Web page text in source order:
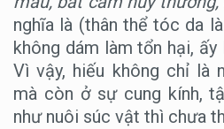
nghĩa là (thân thể tóc da
không dám làm tổn hại,
Vì vậy, hiếu không chỉ là
mà còn ở sự cung kính,
như nuôi súc vật thì chưa